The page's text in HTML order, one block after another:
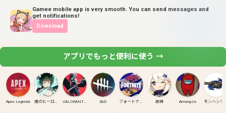
Gamee mobile app is very smooth. You can send messages and
get notifications!
Download
アプリでもっと便利に使う →
Apex Legends 僕のヒーローアカデミア ULTRA RUMBLE VALORANT(PC) DbD フォートナイト 原神 Among Us